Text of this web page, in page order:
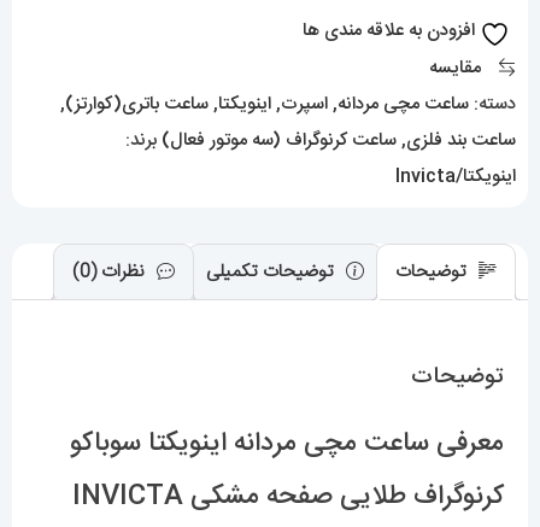
صفحه
SUBAQUA
01662
افزودن به علاقه مندی ها
مقایسه
دسته: ساعت مچی مردانه,اسپرت,اینویکتا,ساعت باتری(کوارتز),
ساعت بند فلزی,ساعت کرنوگراف (سه موتور فعال) برند:
اینویکتا/Invicta
توضیحات توضیحات تکمیلی نظرات (0)
توضیحات
معرفی ساعت مچی مردانه اینویکتا سوباکو
کرنوگراف طلایی صفحه مشکی INVICTA